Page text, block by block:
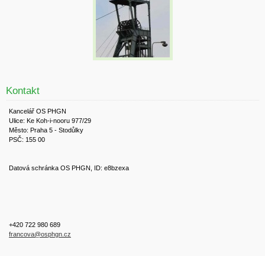
Kontakt
Kancelář OS PHGN
Ulice: Ke Koh-i-nooru 977/29
Město: Praha 5 - Stodůlky
PSČ: 155 00
Datová schránka OS PHGN, ID: e8bzexa
+420 722 980 689
francova@osphgn.cz